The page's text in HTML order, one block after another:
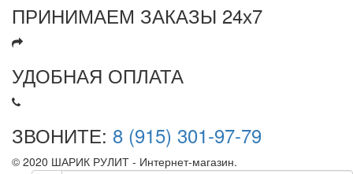
ПРИНИМАЕМ ЗАКАЗЫ 24х7
УДОБНАЯ ОПЛАТА
ЗВОНИТЕ: 8 (915) 301-97-79
© 2020 ШАРИК РУЛИТ - Интернет-магазин.